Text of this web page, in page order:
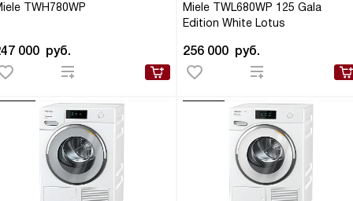
TWH780WP
000 руб.
Miele TWL680WP 125 Gala
Edition White Lotus
256 000 руб.